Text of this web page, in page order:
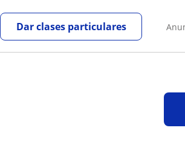
Dar clases particulares